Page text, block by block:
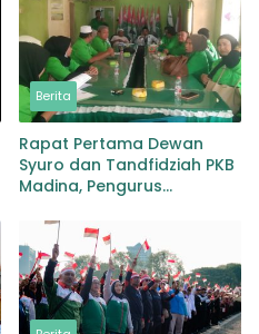
Berita
Rapat Pertama Dewan
Syuro dan Tandfidziah PKB
Madina, Pengurus
adalah Tokoh